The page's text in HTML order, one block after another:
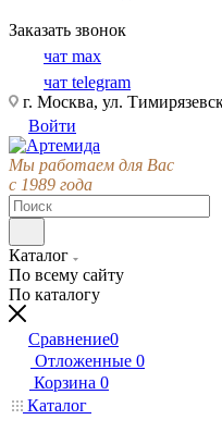
Заказать звонок
чат max
чат telegram
г. Москва, ул.
Войти
Мы работаем для Вас
с 1989 года
Каталог
По всему сайту
По каталогу
Сравнение0
Отложенные 0
Корзина 0
Каталог